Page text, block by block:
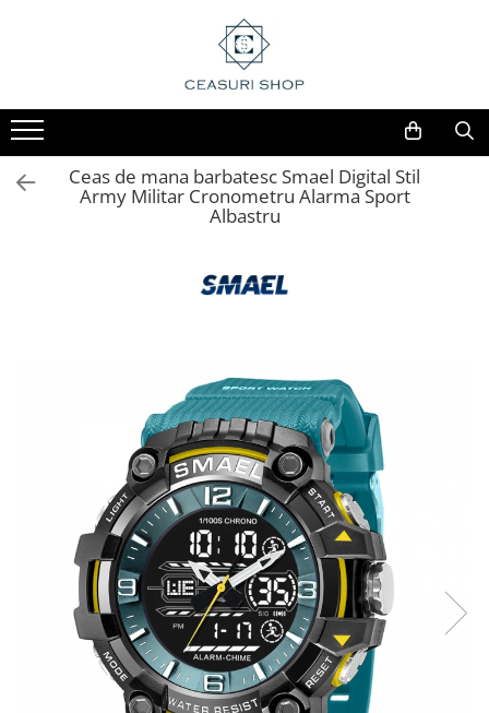
Ceas de mana barbatesc Smael Digital Stil
Army Militar Cronometru Alarma Sport
Albastru